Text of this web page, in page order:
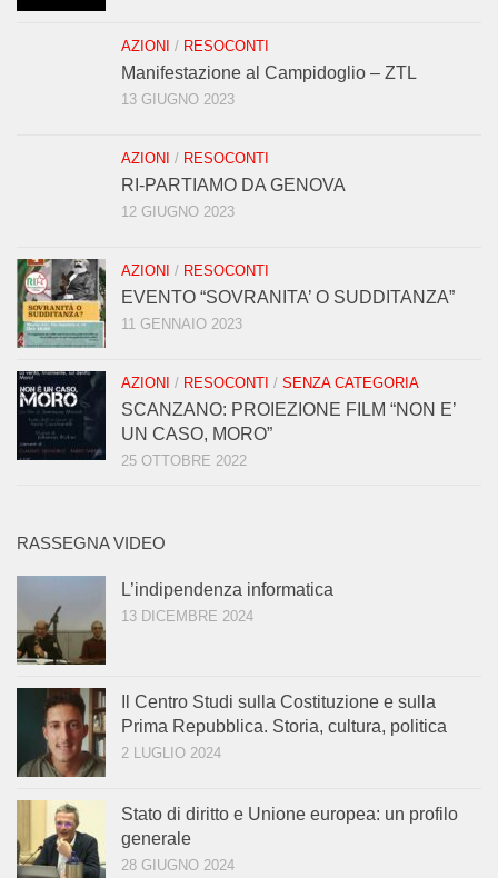
AZIONI / RESOCONTI
Manifestazione al Campidoglio – ZTL
13 GIUGNO 2023
AZIONI / RESOCONTI
RI-PARTIAMO DA GENOVA
12 GIUGNO 2023
AZIONI / RESOCONTI
EVENTO “SOVRANITA’ O SUDDITANZA”
11 GENNAIO 2023
AZIONI / RESOCONTI / SENZA CATEGORIA
SCANZANO: PROIEZIONE FILM “NON E’
UN CASO, MORO”
25 OTTOBRE 2022
RASSEGNA VIDEO
L’indipendenza informatica
13 DICEMBRE 2024
Il Centro Studi sulla Costituzione e sulla
Prima Repubblica. Storia, cultura, politica
2 LUGLIO 2024
Stato di diritto e Unione europea: un profilo
generale
28 GIUGNO 2024